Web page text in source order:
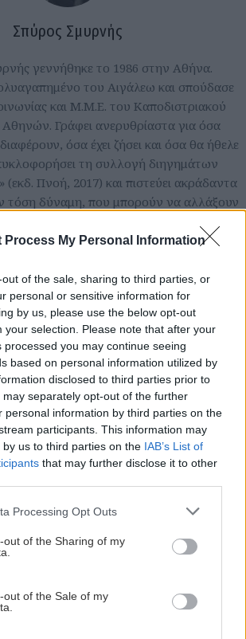
Process My Personal Information
of the sale, sharing to third parties, or
personal or sensitive information for
by us, please use the below opt-out
your selection. Please note that after your
processed you may continue seeing
based on personal information utilized by
disclosed to third parties prior to
separately opt-out of the further
personal information by third parties on the
participants. This information may
us to third parties on the IAB’s List of
that may further disclose it to other
website/app uses one or more Google
visit or usage behaviour. You may click to
to Google and its third-party tags to
below specified purposes in below Google
Processing Opt Outs
out of the Sharing of my
out of the Sale of my
Σπύρος Σμυρνής
γεννήθηκε το 1986 στην Αθήνα.
του Αιγάλεω και σπούδασε
και Μ.Μ.Ε. του Καποδιστριακού
Γράφει ανερυθρίαστα για όσα
όσα έχει ζήσει και όσα θα ήθελε
τη συλλογή διηγημάτων
Πνοή, 2017) και πιστεύει ακράδαντα
τόση δύναμη, που μπορούν να αλλάξουν
τον Κακό Βεζύρη;
Κουίζ: